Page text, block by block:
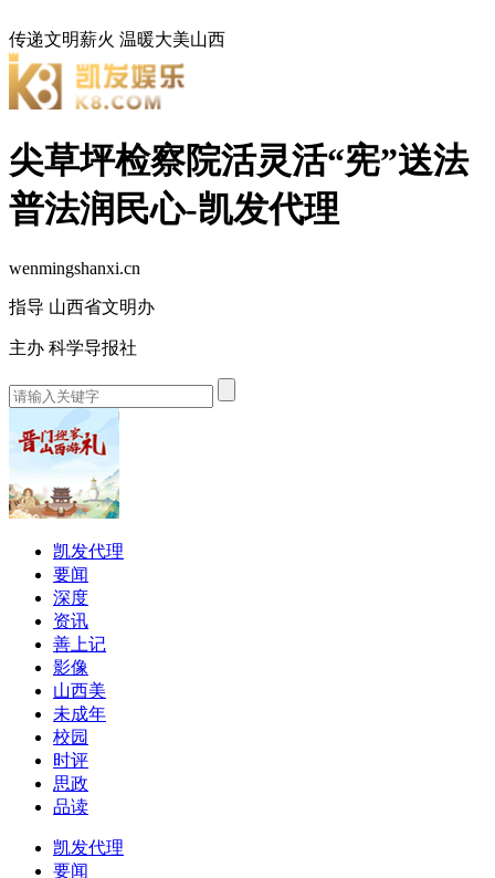
传递文明薪火 温暖大美山西
尖草坪检察院活灵活“宪”送法
普法润民心-凯发代理
wenmingshanxi.cn
指导 山西省文明办
主办 科学导报社
凯发代理
要闻
深度
资讯
善上记
影像
山西美
未成年
校园
时评
思政
品读
凯发代理
要闻